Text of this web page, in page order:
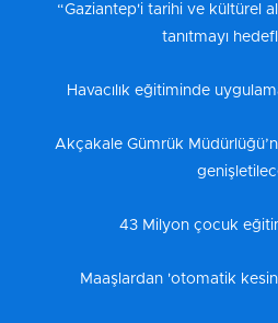
“Gaziantep'i tarihi ve kültürel
tanıtmayı
Havacılık eğitiminde
Akçakale Gümrük
43 Milyon çocuk
Maaşlardan 'otomatik